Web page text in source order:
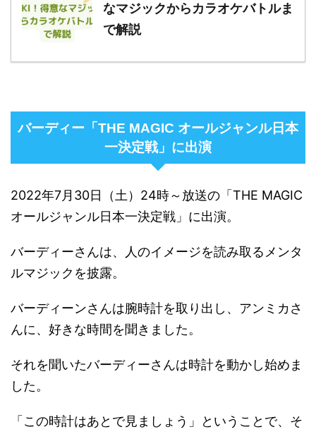
なマジックからカラオケバトルま
で解説
バーディー「THE MAGIC オールジャンル日本
一決定戦」に出演
2022年7月30日（土）24時～放送の「THE MAGIC
オールジャンル日本一決定戦」に出演。
バーディーさんは、人のイメージを読み取るメンタ
ルマジックを披露。
バーディーンさんは腕時計を取り出し、アンミカさ
んに、好きな時間を聞きました。
それを聞いたバーディーさんは時計を動かし始めま
した。
「この時計はあとで見ましょう」ということで、そ